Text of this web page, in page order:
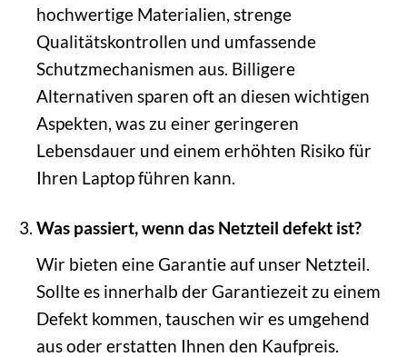
hochwertige Materialien, strenge
Qualitätskontrollen und umfassende
Schutzmechanismen aus. Billigere
Alternativen sparen oft an diesen wichtigen
Aspekten, was zu einer geringeren
Lebensdauer und einem erhöhten Risiko für
Ihren Laptop führen kann.
Was passiert, wenn das Netzteil defekt ist?
Wir bieten eine Garantie auf unser Netzteil.
Sollte es innerhalb der Garantiezeit zu einem
Defekt kommen, tauschen wir es umgehend
aus oder erstatten Ihnen den Kaufpreis.